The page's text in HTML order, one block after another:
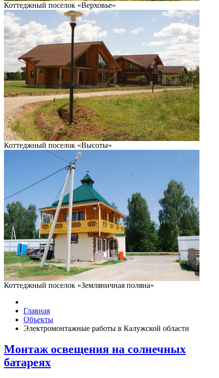
Коттеджный поселок «Верховье»
Коттеджный поселок «Высоты»
Коттеджный поселок «Земляничная поляна»
Главная
Объекты
Электромонтажные работы в Калужской области
Монтаж освещения на солнечных
батареях